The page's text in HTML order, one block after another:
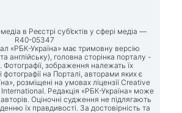
в Реєстрі суб’єктів у сфері медіа —
R40-05347
«РБК-Україна» має тримовну версію
англійську), головна сторінка порталу -
. Фотографії, зображення належать їх
на Порталі, авторами яких є
розміщені на умовах ліцензії Creative
Редакція «РБК-Україна» може
Оціночні судження не підлягають
їх правдивості. За достовірність та